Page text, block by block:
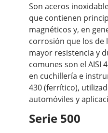
Son aceros
que contienen
magnéticos y, en
corrosión que los de
mayor resistencia y
comunes son el AISI
en cuchillería e
430 (ferrítico),
automóviles y
Serie 500